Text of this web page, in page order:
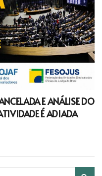
E ANÁLISE DO
É ADIADA